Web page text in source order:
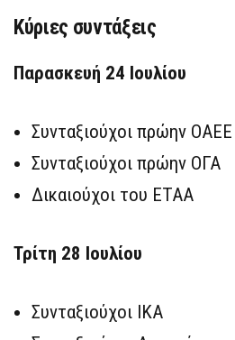
Κύριες συντάξεις
Παρασκευή 24 Ιουλίου
Συνταξιούχοι πρώην ΟΑΕΕ
Συνταξιούχοι πρώην ΟΓΑ
Δικαιούχοι του ΕΤΑΑ
Τρίτη 28 Ιουλίου
Συνταξιούχοι ΙΚΑ